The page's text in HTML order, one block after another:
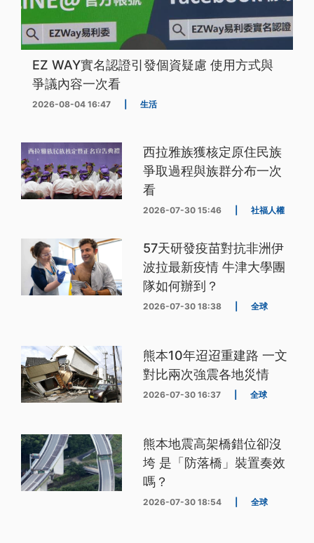
EZ WAY實名認證引發個資疑慮 使用方式與
爭議內容一次看
2026-08-04 16:47 生活
西拉雅族獲核定原住民族
爭取過程與族群分布一次
看
2026-07-30 15:46 社福人權
57天研發疫苗對抗非洲伊
波拉最新疫情 牛津大學團
隊如何辦到？
2026-07-30 18:38 全球
熊本10年迢迢重建路 一文
對比兩次強震各地災情
2026-07-30 16:37 全球
熊本地震高架橋錯位卻沒
垮 是「防落橋」裝置奏效
嗎？
2026-07-30 18:54 全球